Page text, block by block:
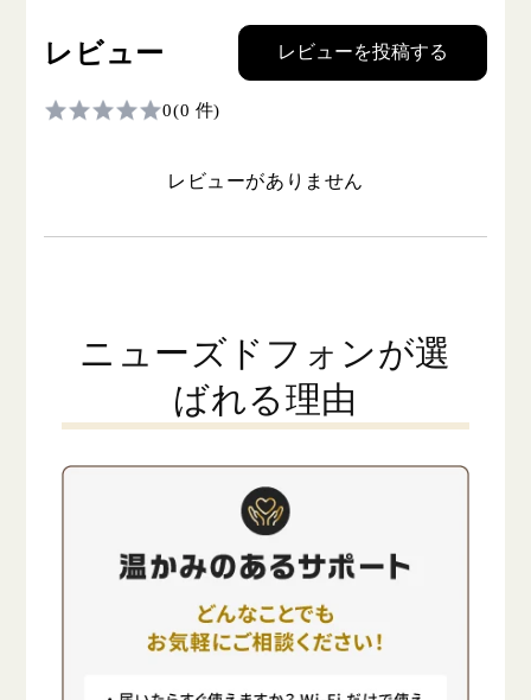
レビュー レビューを投稿する
0(0 件)
レビューがありません
ニューズドフォンが選
ばれる理由